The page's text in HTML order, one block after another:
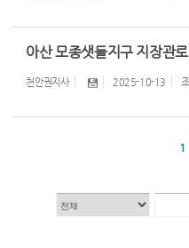
아산 모종샛들지구 지장관
천안권지사 2025-10-13
1